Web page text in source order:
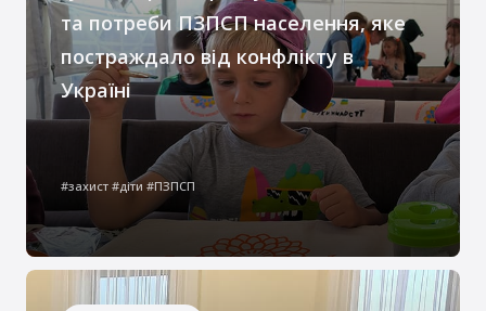
та потреби ПЗПСП населення, яке
постраждало від конфлікту в
Україні
Під час війни багато сімей опинилися в
непростих життєвих обставинах,
більшість з яких, на початковому етапі,
потребували нагальної допомоги
#захист #діти #ПЗПСП